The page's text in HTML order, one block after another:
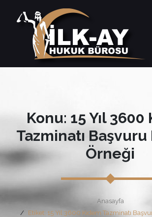
Konu: 15 Yıl 3600
Tazminatı
Örneği
Anasayfa
Etiket: 15 Yıl 3600 Kıdem Tazminatı